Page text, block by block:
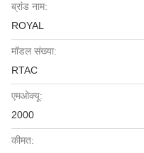
ब्रांड नाम:
ROYAL
मॉडल संख्या:
RTAC
एमओक्यू:
2000
कीमत: